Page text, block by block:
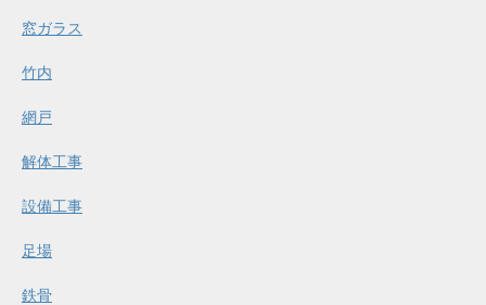
窓ガラス
竹内
網戸
解体工事
設備工事
足場
鉄骨